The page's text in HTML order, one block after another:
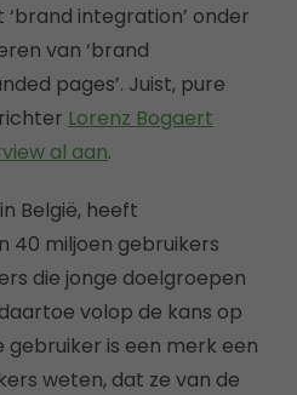
integration’ onder
van ‘brand
pages’. Juist, pure
Lorenz Bogaert
al aan.
België, heeft
40 miljoen gebruikers
die jonge doelgroepen
volop de kans op
gebruiker is een merk een
weten, dat ze van de